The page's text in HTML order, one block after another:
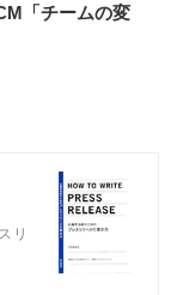
「チームの変
リ